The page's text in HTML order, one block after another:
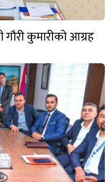
गौरी कुमारीको आग्रह